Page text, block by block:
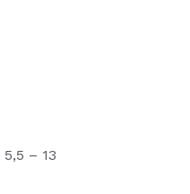
5,5 – 13